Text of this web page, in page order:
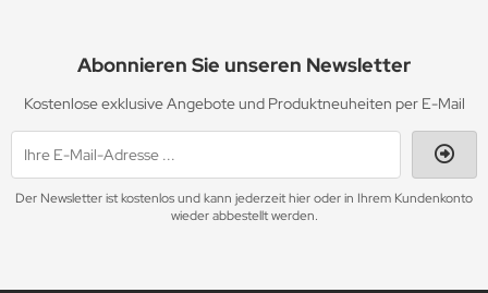
Abonnieren Sie unseren Newsletter
Kostenlose exklusive Angebote und Produktneuheiten per E-Mail
Der Newsletter ist kostenlos und kann jederzeit hier oder in Ihrem Kundenkonto
wieder abbestellt werden.